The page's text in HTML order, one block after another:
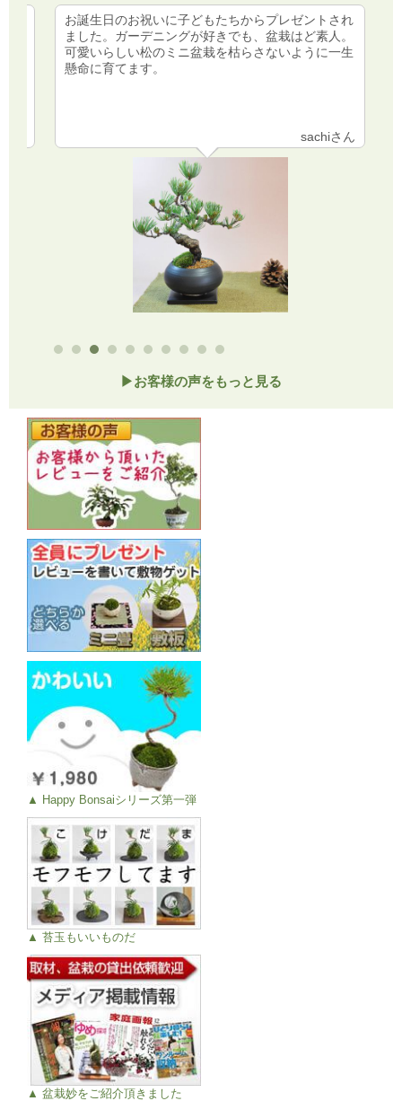
本日、届きました。
注文してから思っていたより早く届き、梱包も丁
寧。
立派な二本立ての桜で、うっすらと蕾が膨らみか
直筆の店長よりの案内もあり、丁寧さを実感しま
また、何か購入したいと思います。
coleman大好き! 2017/03/23
いて早く咲くのが楽しみです
→こちらは旭山という品種になります。
評価：★★★★★
満足
初めての購入でしたが、電話応対も親切で助か
りました。梱包も開けてびっくり、女性らしさを
感じさせる、とても丁寧な包装でした。品物も、
元気良さそうで、桜が咲くのが楽しみです。盆栽
の育て方のガイドも同封してあり、これなら安心
して盆栽を育てられそうです。機会があれば、ま
た利用したいと思います。ありがとうございまし
た。
評価：★★★★★
父の定年退職のお祝いにプレゼント
父の退職祝いとして注文し、届いてすぐに父に持
っていきました。
梱包のまま持っていき、玄関先で開けて夫婦でし
っかりした桜の幹に驚きつつ、父に手渡すと老眼
の目を輝かせて1周じっくり見ていました。
植木や家庭菜園の世話が好きな父は育て方はわか
るそうで10分程眺めた後、部屋が暖かいからと玄
関先に置いてました。
蕾も沢山ついていて、花が好きな母も咲くのが楽
しみだととても嬉しそうにしてました。
私達夫婦も実家へ帰るのが楽しみになりました。
ラッピングも綺麗でとても満足しました!!
ありがとうございました(^^)
初めての盆栽です。丁寧に梱包された
美しく元気な梅が届きました。
育て方も詳しく載っていて大変ありがたく
大事に育てていこうと思います。
jさん
▶お客様の声をもっと見る
▲ Happy Bonsaiシリーズ第一弾
▲ 苔玉もいいものだ
▲ 盆栽妙をご紹介頂きました